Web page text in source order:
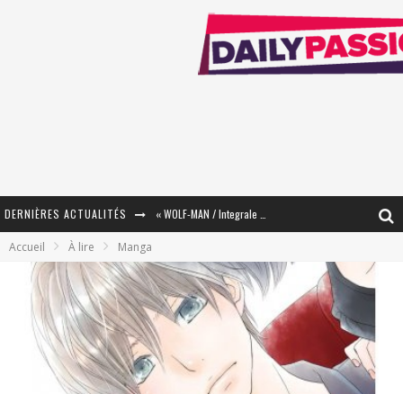
DERNIÈRES ACTUALITÉS
« Mon Village Révolté » - Combattre un Projet !
« Le Béton et le Bambou / Propositions pour Mayotte et le Monde. » - Améliorations !
Star Fox
Accueil À lire Manga